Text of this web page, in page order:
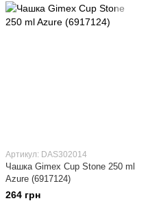
Артикул: DAS302014
Чашка Gimex Cup Stone 250 ml
Azure (6917124)
264 грн